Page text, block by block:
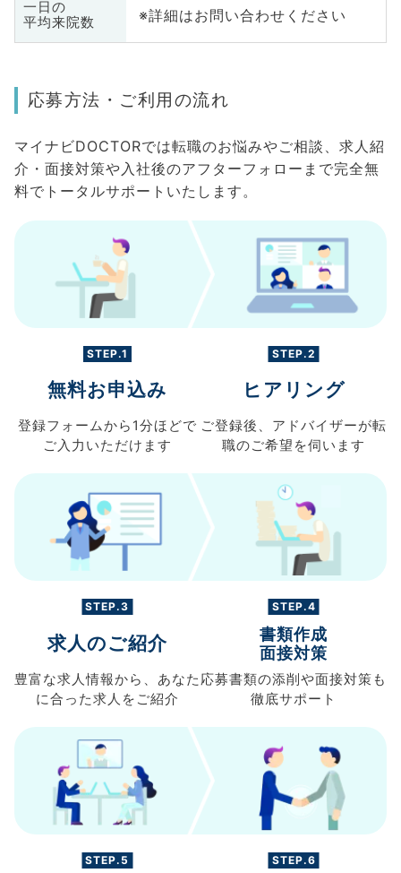
一日の
平均来院数
※詳細はお問い合わせください
応募方法・ご利用の流れ
マイナビDOCTORでは転職のお悩みやご相談、求人紹
介・面接対策や入社後のアフターフォローまで完全無
料でトータルサポートいたします。
STEP.1
無料お申込み
登録フォームから 1分ほどで
ご入力 いただけます
STEP.2
ヒアリング
ご登録後、 アドバイザーが転
職のご希望を伺います
STEP.3
求人のご紹介
豊富な求人情報から、 あなた
に合った求人を ご紹介
STEP.4
書類作成
面接対策
応募書類の添削や面接対策も
徹底サポート
STEP.5 STEP.6